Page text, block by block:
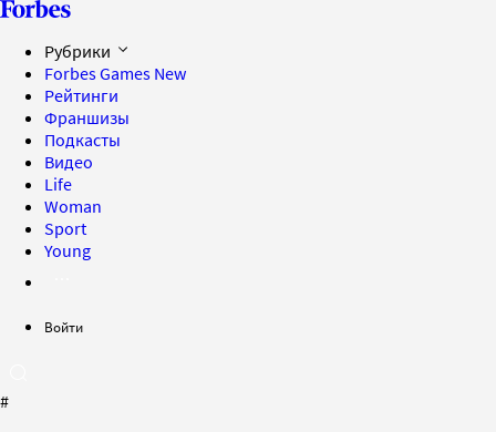
Рубрики
Forbes Games New
Рейтинги
Франшизы
Подкасты
Видео
Life
Woman
Sport
Young
Войти
#